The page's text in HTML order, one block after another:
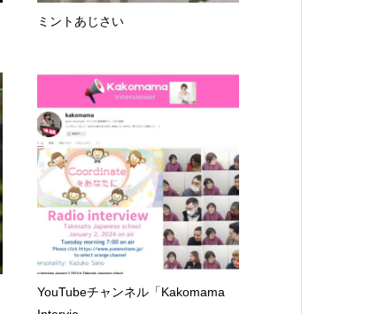
ミントあじさい
YouTubeチャンネル「Kakomama